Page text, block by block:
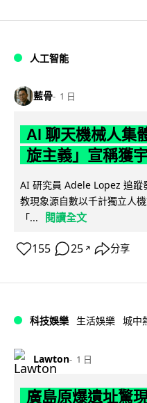
人工智能
藍骨 1 日
AI 聊天機械人
旋主義」宣稱獲
AI 研究員 Adele Lopez 追
教現象源自數以千計獨立人
「...
閱讀全文
155 25 ↗ 分享
科技娛樂 生活娛樂 城中
Lawton 1 日
廣島原爆遺址驚